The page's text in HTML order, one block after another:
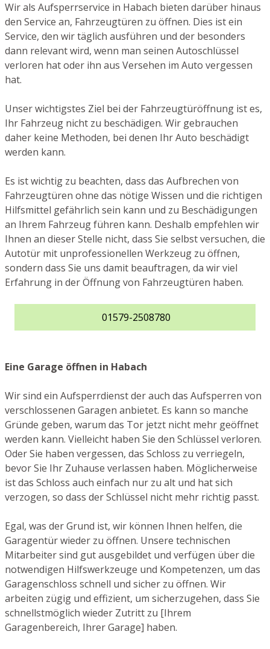
Wir als Aufsperrservice in Habach bieten darüber hinaus
den Service an, Fahrzeugtüren zu öffnen. Dies ist ein
Service, den wir täglich ausführen und der besonders
dann relevant wird, wenn man seinen Autoschlüssel
verloren hat oder ihn aus Versehen im Auto vergessen
hat.
Unser wichtigstes Ziel bei der Fahrzeugtüröffnung ist es,
Ihr Fahrzeug nicht zu beschädigen. Wir gebrauchen
daher keine Methoden, bei denen Ihr Auto beschädigt
werden kann.
Es ist wichtig zu beachten, dass das Aufbrechen von
Fahrzeugtüren ohne das nötige Wissen und die richtigen
Hilfsmittel gefährlich sein kann und zu Beschädigungen
an Ihrem Fahrzeug führen kann. Deshalb empfehlen wir
Ihnen an dieser Stelle nicht, dass Sie selbst versuchen, die
Autotür mit unprofessionellen Werkzeug zu öffnen,
sondern dass Sie uns damit beauftragen, da wir viel
Erfahrung in der Öffnung von Fahrzeugtüren haben.
01579-2508780
Eine Garage öffnen in Habach
Wir sind ein Aufsperrdienst der auch das Aufsperren von
verschlossenen Garagen anbietet. Es kann so manche
Gründe geben, warum das Tor jetzt nicht mehr geöffnet
werden kann. Vielleicht haben Sie den Schlüssel verloren.
Oder Sie haben vergessen, das Schloss zu verriegeln,
bevor Sie Ihr Zuhause verlassen haben. Möglicherweise
ist das Schloss auch einfach nur zu alt und hat sich
verzogen, so dass der Schlüssel nicht mehr richtig passt.
Egal, was der Grund ist, wir können Ihnen helfen, die
Garagentür wieder zu öffnen. Unsere technischen
Mitarbeiter sind gut ausgebildet und verfügen über die
notwendigen Hilfswerkzeuge und Kompetenzen, um das
Garagenschloss schnell und sicher zu öffnen. Wir
arbeiten zügig und effizient, um sicherzugehen, dass Sie
schnellstmöglich wieder Zutritt zu [Ihrem
Garagenbereich, Ihrer Garage] haben.